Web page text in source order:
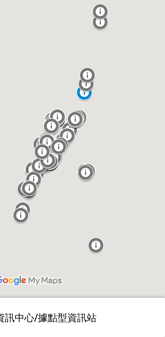
訊中心/據點型資訊站